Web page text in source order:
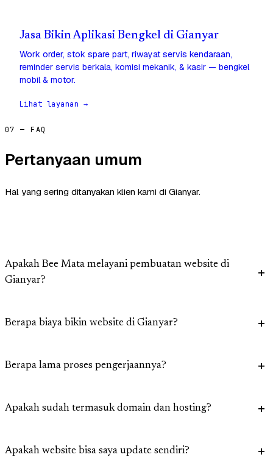
Jasa Bikin Aplikasi Bengkel di Gianyar
Work order, stok spare part, riwayat servis kendaraan,
reminder servis berkala, komisi mekanik, & kasir — bengkel
mobil & motor.
Lihat layanan →
07 — FAQ
Pertanyaan umum
Hal yang sering ditanyakan klien kami di Gianyar.
Apakah Bee Mata melayani pembuatan website di
Gianyar?
Berapa biaya bikin website di Gianyar?
Berapa lama proses pengerjaannya?
Apakah sudah termasuk domain dan hosting?
Apakah website bisa saya update sendiri?